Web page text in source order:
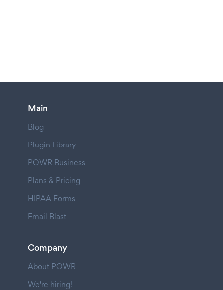
Main
Blog
Plugin Library
POWR Business
Plans & Pricing
HIPAA Forms
Email Blast
Company
About POWR
We're hiring!